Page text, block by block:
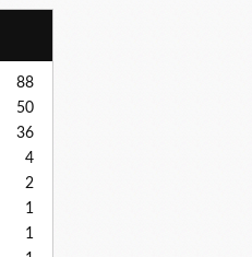
88
50
36
4
2
1
1